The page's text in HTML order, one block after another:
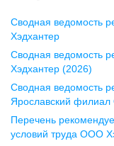
Воронеж
ул.
офис 1212
+7 473 280-05-05
pr@vrn.hh.ru
Сводная ведомость
Хэдхантер
Сводная ведомость
Хэдхантер (2026)
Сводная ведомость
Ярославский
Перечень
условий труда ООО